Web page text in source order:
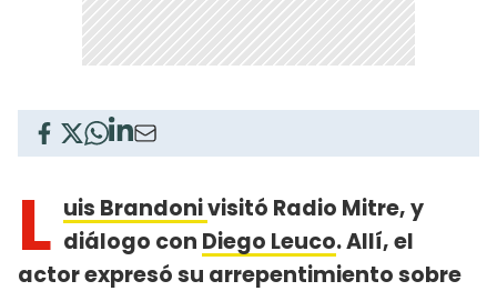
L uis Brandonivisitó Radio Mitre, y
diálogo con Diego Leuco. Allí, el
actor expresó su arrepentimiento sobre